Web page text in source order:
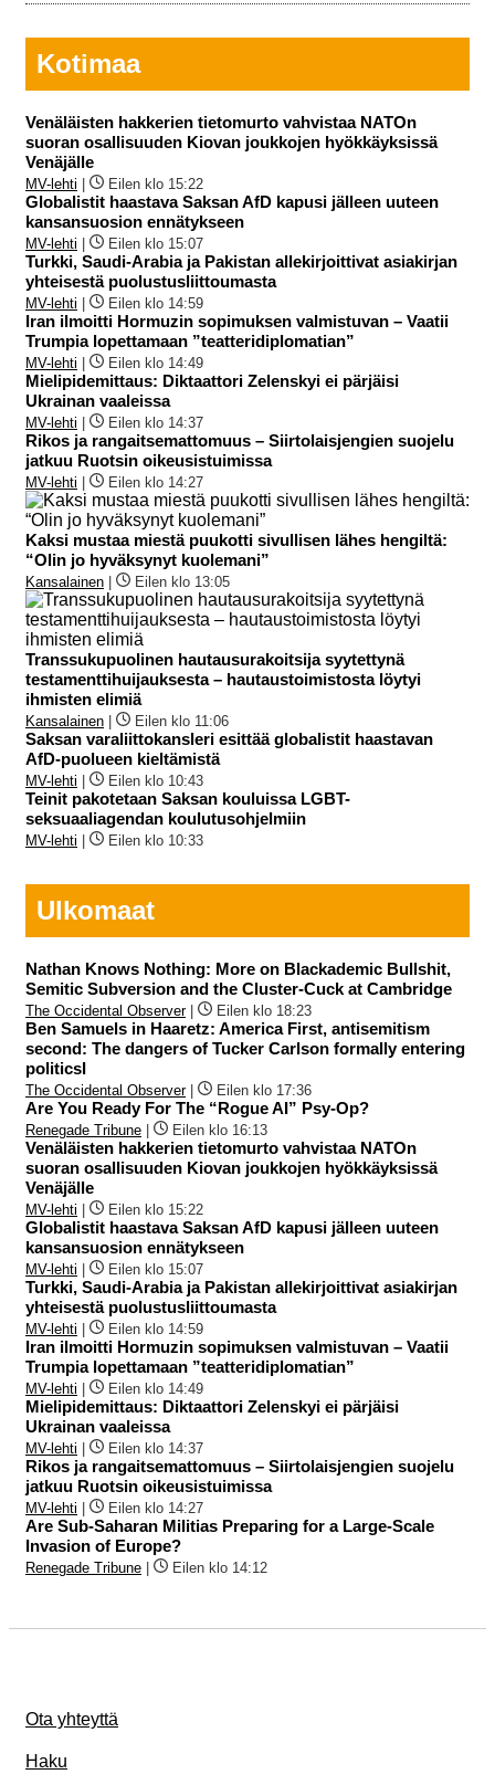
Kotimaa
Venäläisten hakkerien tietomurto vahvistaa NATOn
suoran osallisuuden Kiovan joukkojen hyökkäyksissä
Venäjälle
MV-lehti Eilen klo 15:22
Globalistit haastava Saksan AfD kapusi jälleen uuteen
kansansuosion ennätykseen
MV-lehti Eilen klo 15:07
Turkki, Saudi-Arabia ja Pakistan allekirjoittivat asiakirjan
yhteisestä puolustusliittoumasta
MV-lehti Eilen klo 14:59
Iran ilmoitti Hormuzin sopimuksen valmistuvan – Vaatii
Trumpia lopettamaan ”teatteridiplomatian”
MV-lehti Eilen klo 14:49
Mielipidemittaus: Diktaattori Zelenskyi ei pärjäisi
Ukrainan vaaleissa
MV-lehti Eilen klo 14:37
Rikos ja rangaitsemattomuus – Siirtolaisjengien suojelu
jatkuu Ruotsin oikeusistuimissa
MV-lehti Eilen klo 14:27
Kaksi mustaa miestä puukotti sivullisen lähes hengiltä:
“Olin jo hyväksynyt kuolemani”
Kansalainen Eilen klo 13:05
Transsukupuolinen hautausurakoitsija syytettynä
testamenttihuijauksesta – hautaustoimistosta löytyi
ihmisten elimiä
Kansalainen Eilen klo 11:06
Saksan varaliittokansleri esittää globalistit haastavan
AfD-puolueen kieltämistä
MV-lehti Eilen klo 10:43
Teinit pakotetaan Saksan kouluissa LGBT-
seksuaaliagendan koulutusohjelmiin
MV-lehti Eilen klo 10:33
Ulkomaat
Nathan Knows Nothing: More on Blackademic Bullshit,
Semitic Subversion and the Cluster-Cuck at Cambridge
The Occidental Observer| Eilen klo 18:23
Ben Samuels in Haaretz: America First, antisemitism
second: The dangers of Tucker Carlson formally entering
politicsI
The Occidental Observer| Eilen klo 17:36
Are You Ready For The “Rogue AI” Psy-Op?
Renegade Tribune Eilen klo 16:13
Venäläisten hakkerien tietomurto vahvistaa NATOn
suoran osallisuuden Kiovan joukkojen hyökkäyksissä
Venäjälle
MV-lehti Eilen klo 15:22
Globalistit haastava Saksan AfD kapusi jälleen uuteen
kansansuosion ennätykseen
MV-lehti Eilen klo 15:07
Turkki, Saudi-Arabia ja Pakistan allekirjoittivat asiakirjan
yhteisestä puolustusliittoumasta
MV-lehti Eilen klo 14:59
Iran ilmoitti Hormuzin sopimuksen valmistuvan – Vaatii
Trumpia lopettamaan ”teatteridiplomatian”
MV-lehti Eilen klo 14:49
Mielipidemittaus: Diktaattori Zelenskyi ei pärjäisi
Ukrainan vaaleissa
MV-lehti Eilen klo 14:37
Rikos ja rangaitsemattomuus – Siirtolaisjengien suojelu
jatkuu Ruotsin oikeusistuimissa
MV-lehti Eilen klo 14:27
Are Sub-Saharan Militias Preparing for a Large-Scale
Invasion of Europe?
Renegade Tribune Eilen klo 14:12
Ota yhteyttä
Haku